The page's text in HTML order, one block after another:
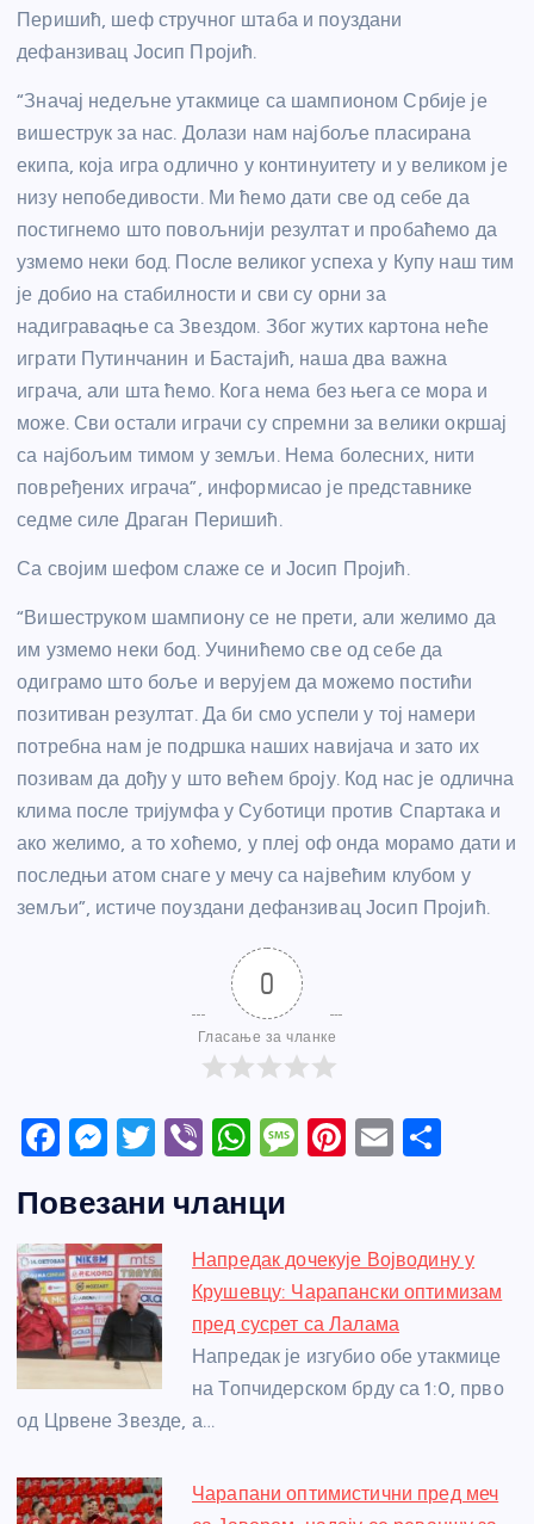
Перишић, шеф стручног штаба и поуздани
дефанзивац Јосип Пројић.
“Значај недељне утакмице са шампионом Србије је
вишеструк за нас. Долази нам најбоље пласирана
екипа, која игра одлично у континуитету и у великом је
низу непобедивости. Ми ћемо дати све од себе да
постигнемо што повољнији резултат и пробаћемо да
узмемо неки бод. После великог успеха у Купу наш тим
је добио на стабилности и сви су орни за
надиграваqње са Звездом. Због жутих картона неће
играти Путинчанин и Бастајић, наша два важна
играча, али шта ћемо. Кога нема без њега се мора и
може. Сви остали играчи су спремни за велики окршај
са најбољим тимом у земљи. Нема болесних, нити
повређених играча”, информисао је представнике
седме силе Драган Перишић.
Са својим шефом слаже се и Јосип Пројић.
“Вишеструком шампиону се не прети, али желимо да
им узмемо неки бод. Учинићемо све од себе да
одиграмо што боље и верујем да можемо постићи
позитиван резултат. Да би смо успели у тој намери
потребна нам је подршка наших навијача и зато их
позивам да дођу у што већем броју. Код нас је одлична
клима после тријумфа у Суботици против Спартака и
ако желимо, а то хоћемо, у плеј оф онда морамо дати и
последњи атом снаге у мечу са највећим клубом у
земљи”, истиче поуздани дефанзивац Јосип Пројић.
0
Гласање за чланке
F
c
e
b
o
o
k
M
ss
e
n
g
er
T
itt
er
Vi
er
W
at
s
A
p
p
M
a
g
e
Pi
e
st
E
e
Повезани чланци
Напредак дочекује Војводину у
Крушевцу: Чарапански оптимизам
пред сусрет са Лалама
Напредак је изгубио обе утакмице
на Топчидерском брду са 1:0, прво
од Црвене Звезде, а…
Чарапани оптимистични пред меч